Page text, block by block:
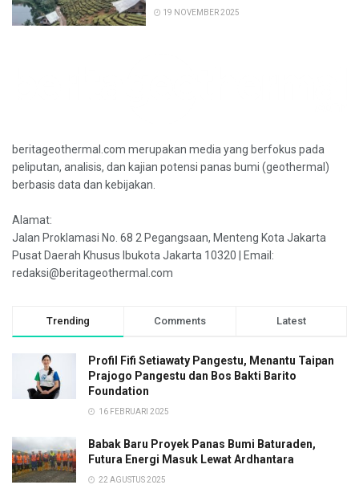
19 NOVEMBER 2025
beritageothermal.com merupakan media yang berfokus pada
peliputan, analisis, dan kajian potensi panas bumi (geothermal)
berbasis data dan kebijakan.
Alamat:
Jalan Proklamasi No. 68 2 Pegangsaan, Menteng Kota Jakarta
Pusat Daerah Khusus Ibukota Jakarta 10320 | Email:
redaksi@beritageothermal.com
Trending Comments Latest
Profil Fifi Setiawaty Pangestu, Menantu Taipan
Prajogo Pangestu dan Bos Bakti Barito
Foundation
16 FEBRUARI 2025
Babak Baru Proyek Panas Bumi Baturaden,
Futura Energi Masuk Lewat Ardhantara
22 AGUSTUS 2025